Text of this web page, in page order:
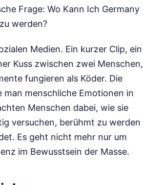
Frage: Wo Kann Ich Germany
werden?
Medien. Ein kurzer Clip, ein
Kuss zwischen zwei Menschen,
fungieren als Köder. Die
menschliche Emotionen in
Menschen dabei, wie sie
versuchen, berühmt zu werden
Es geht nicht mehr nur um
im Bewusstsein der Masse.